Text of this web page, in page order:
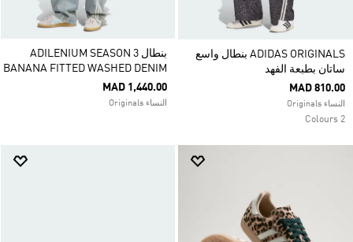
ADIDAS ORIGINALS بنطال واسع
ساتان بطبعة الفهد
MAD 810.00
النساء Originals
2 Colours
بنطال ADILENIUM SEASON 3
BANANA FITTED WASHED DENIM
MAD 1,440.00
النساء Originals